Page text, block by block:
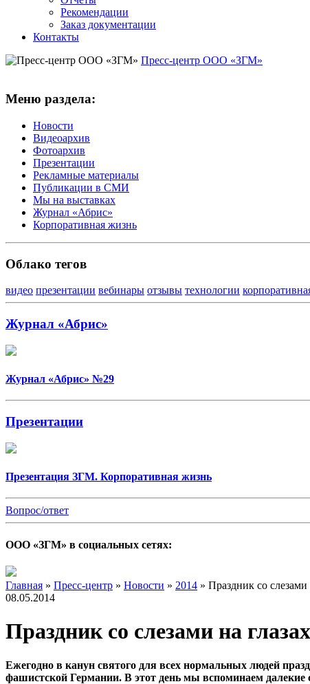
Рекомендации
Заказ документации
Контакты
Пресс-центр ООО «ЗГМ»
Меню раздела:
Новости
Видеоархив
Фотоархив
Презентации
Рекламные материалы
Публикации в СМИ
Мы на выставках
Журнал «Абрис»
Корпоративная жизнь
Облако тегов
видео презентации вебинары отзывы технологии
Журнал «Абрис»
Журнал «Абрис» №29
Презентации
Презентация ЗГМ. Корпоративная жизнь
Вопрос/ответ
ООО «ЗГМ» в социальных сетях:
Главная » Пресс-центр » Новости » 2014 » Праздник со слезами
08.05.2014
Праздник со слезами на глазах
Ежегодно в канун святого для всех нормальных людей
фашистской Германии. В этот день мы вспоминаем